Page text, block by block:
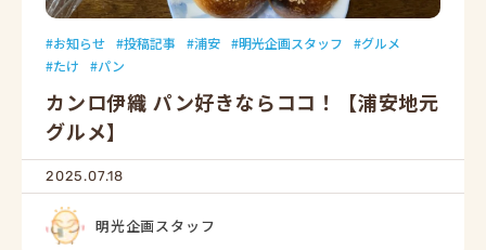
お知らせ 投稿記事 浦安 明光企画スタッフ
グルメ
たけ
パン
カンロ伊織 パン好きならココ！【浦安地元
グルメ】
2025.07.18
明光企画スタッフ